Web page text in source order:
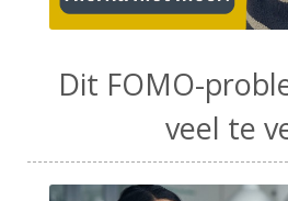
Dit FOMO-
veel te